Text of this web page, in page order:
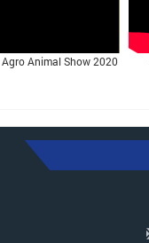
Animal Show 2020